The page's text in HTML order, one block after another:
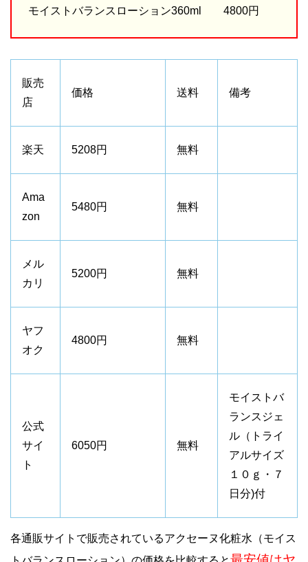
モイストバランスローション360ml 4800円
販売
店
価格 送料 備考
楽天 5208円 無料
Ama
zon
5480円 無料
メル
カリ
5200円 無料
ヤフ
オク
4800円 無料
公式
サイ
ト
6050円 無料
モイストバ
ランスジェ
ル（トライ
アルサイズ
１０ｇ・７
日分)付
各通販サイトで販売されているアクセーヌ化粧水（モイス